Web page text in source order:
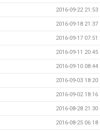
2016-09-22 21:53
2016-09-18 21:37
2016-09-17 07:51
2016-09-11 20:45
2016-09-10 08:44
2016-09-03 18:20
2016-09-02 18:16
2016-08-28 21:30
2016-08-25 06:18